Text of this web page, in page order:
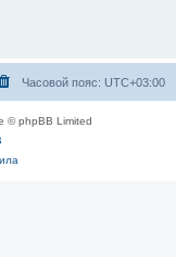
Часовой пояс: UTC+03:00
© phpBB Limited